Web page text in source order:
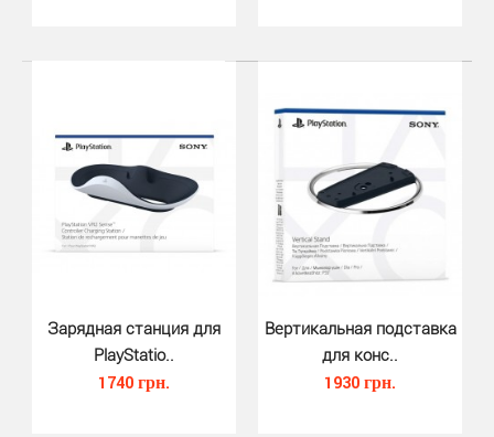
Насадки на стики джойстика DS5 ..
540 грн.
Силиконовые насадки-джойстики обеспечивают
полный контроль, удобство и точность во время
Зарядная станция для
PlayStatio..
1740 грн.
Вертикальная подставка
для конс..
1930 грн.